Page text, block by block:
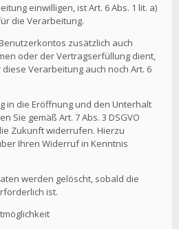
einwilligen, ist Art. 6 Abs. 1 lit. a)
die Verarbeitung.
zusätzlich auch
oder der Vertragserfüllung dient,
Verarbeitung auch noch Art. 6
in die Eröffnung und den Unterhalt
Sie gemäß Art. 7 Abs. 3 DSGVO
Zukunft widerrufen. Hierzu
Ihren Widerruf in Kenntnis
werden gelöscht, sobald die
ist.